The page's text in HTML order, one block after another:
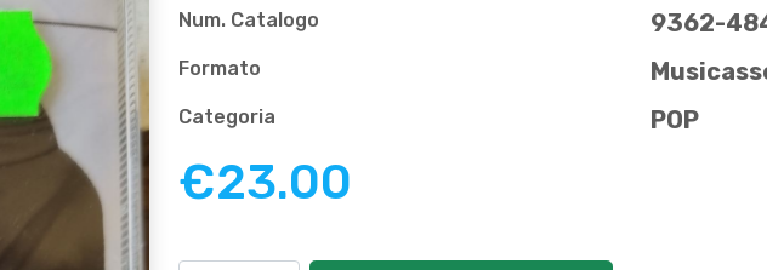
Num. Catalogo 9362-
Formato
Categoria POP
€23.00